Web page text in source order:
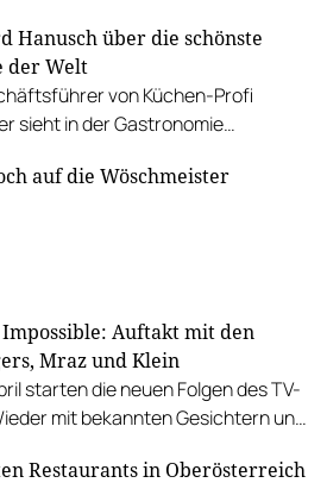
Hanusch über die schönste
der Welt
von Küchen-Profi
sieht in der Gastronomie
für die nächste Generation.
auf die Wöschmeister
Auftakt mit den
Mraz und Klein
starten die neuen Folgen des TV-
mit bekannten Gesichtern und
Restaurants in Oberösterreich